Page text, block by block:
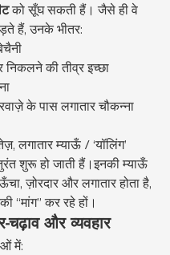
को सूँघ सकती हैं। जैसे ही वे
हैं, उनके भीतर:
निकलने की तीव्र इच्छा
के पास लगातार चौकन्ना
लगातार म्याऊँ / ‘यॉलिंग’
शुरू हो जाती हैं।इनकी म्याऊँ
ज़ोरदार और लगातार होता है,
“मांग” कर रहे हों।
चढ़ाव और व्यवहार
में: